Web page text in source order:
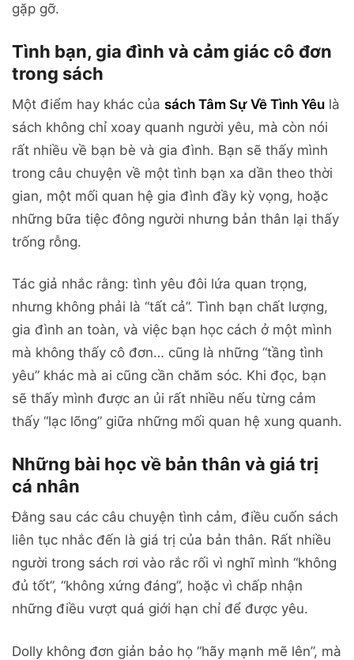
gặp gỡ.
Tình bạn, gia đình và cảm giác cô đơn
trong sách
Một điểm hay khác của sách Tâm Sự Về Tình Yêu là
sách không chỉ xoay quanh người yêu, mà còn nói
rất nhiều về bạn bè và gia đình. Bạn sẽ thấy mình
trong câu chuyện về một tình bạn xa dần theo thời
gian, một mối quan hệ gia đình đầy kỳ vọng, hoặc
những bữa tiệc đông người nhưng bản thân lại thấy
trống rỗng.
Tác giả nhắc rằng: tình yêu đôi lứa quan trọng,
nhưng không phải là “tất cả”. Tình bạn chất lượng,
gia đình an toàn, và việc bạn học cách ở một mình
mà không thấy cô đơn… cũng là những “tầng tình
yêu” khác mà ai cũng cần chăm sóc. Khi đọc, bạn
sẽ thấy mình được an ủi rất nhiều nếu từng cảm
thấy “lạc lõng” giữa những mối quan hệ xung quanh.
Những bài học về bản thân và giá trị
cá nhân
Đằng sau các câu chuyện tình cảm, điều cuốn sách
liên tục nhắc đến là giá trị của bản thân. Rất nhiều
người trong sách rơi vào rắc rối vì nghĩ mình “không
đủ tốt”, “không xứng đáng”, hoặc vì chấp nhận
những điều vượt quá giới hạn chỉ để được yêu.
Dolly không đơn giản bảo họ “hãy mạnh mẽ lên”, mà